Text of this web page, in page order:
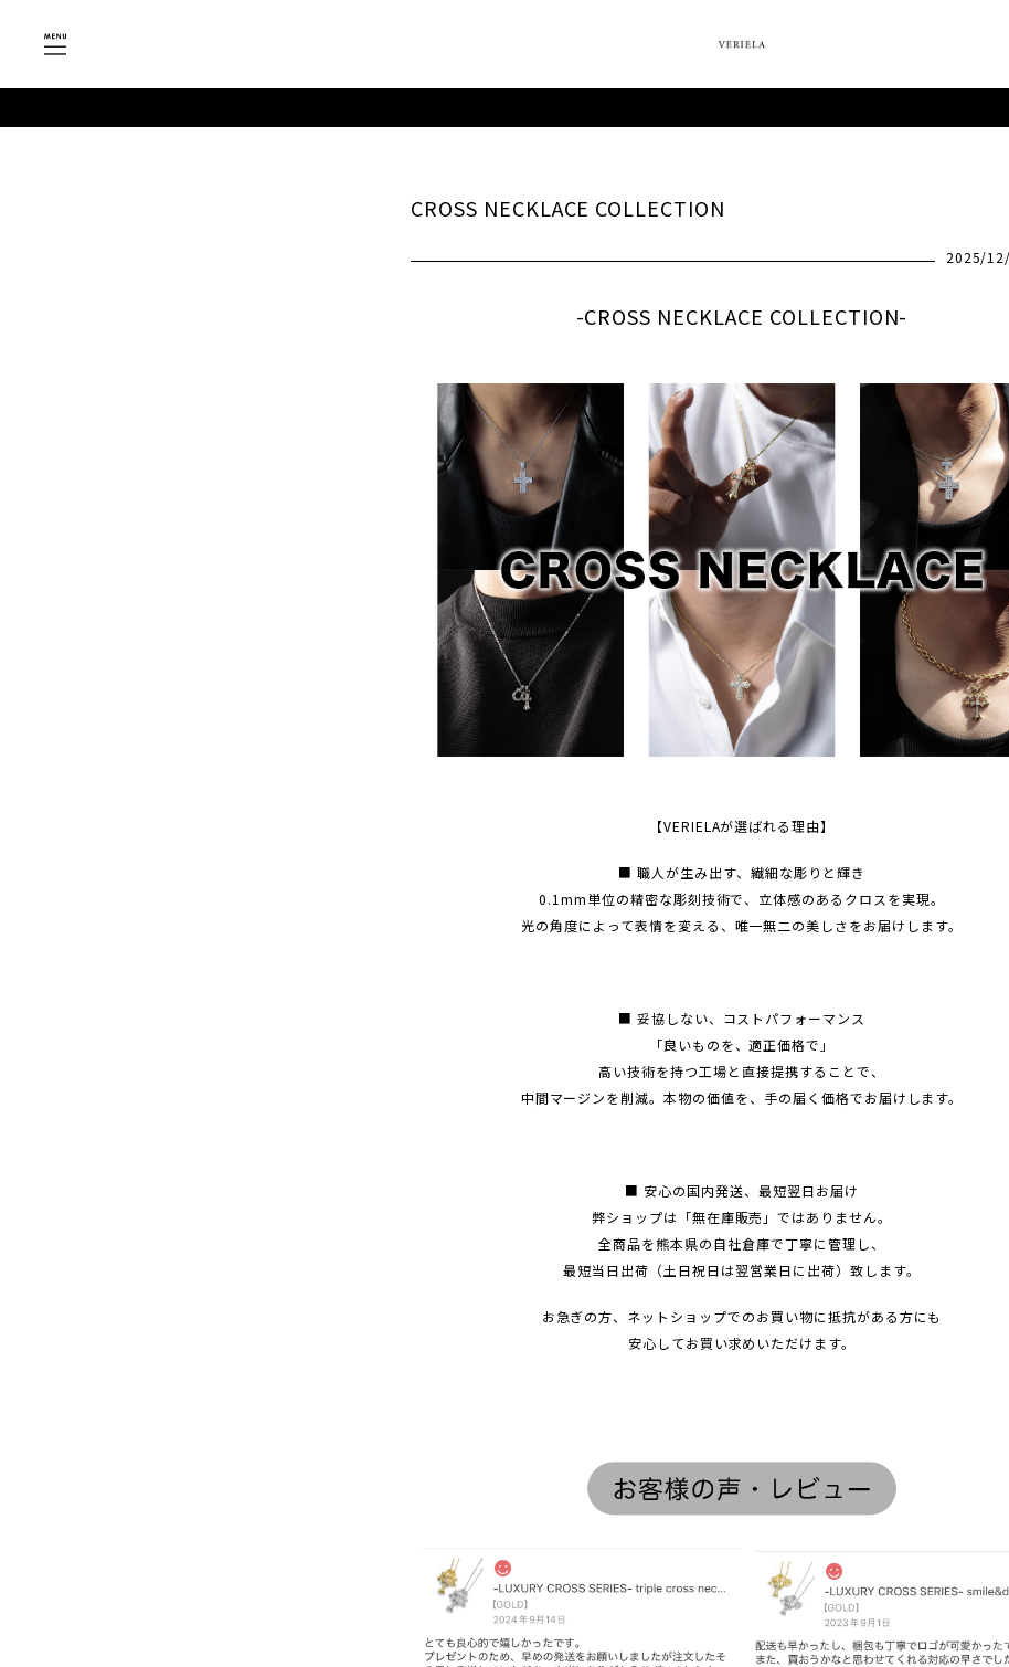
CROSS NECKLACE COLLECTION
2025/
-CROSS NECKLACE COLLECTION-
【VERIELAが選ばれる理由】
■ 職人が生み出す、繊細な彫りと輝き
0.1mm単位の精密な彫刻技術で、立体感のあるクロスを実現。
光の角度によって表情を変える、唯一無二の美しさをお届けします。
■ 妥協しない、コストパフォーマンス
「良いものを、適正価格で」
高い技術を持つ工場と直接提携することで、
中間マージンを削減。本物の価値を、手の届く価格でお届けします。
■ 安心の国内発送、最短翌日お届け
弊ショップは「無在庫販売」ではありません。
全商品を熊本県の自社倉庫で丁寧に管理し、
最短当日出荷（土日祝日は翌営業日に出荷）致します。
お急ぎの方、ネットショップでのお買い物に抵抗がある方にも
安心してお買い求めいただけます。